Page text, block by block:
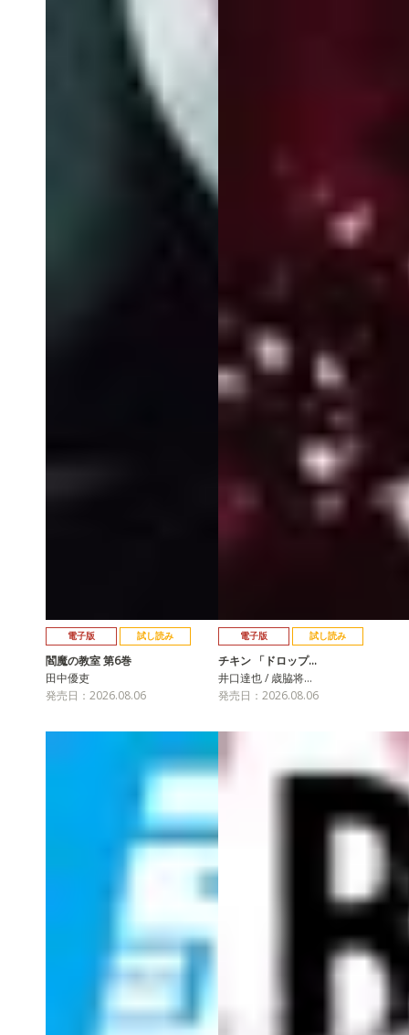
電子版 試し読み
閻魔の教室 第6巻
田中優吏
発売日：2026.08.06
電子版 試し読み
チキン 「ドロップ…
井口達也 / 歳脇将…
発売日：2026.08.06